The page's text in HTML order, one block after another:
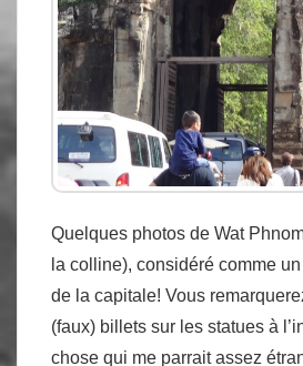
Quelques photos de Wat
la colline), considéré comme
de la capitale! Vous
(faux) billets sur les statues à
chose qui me parrait assez